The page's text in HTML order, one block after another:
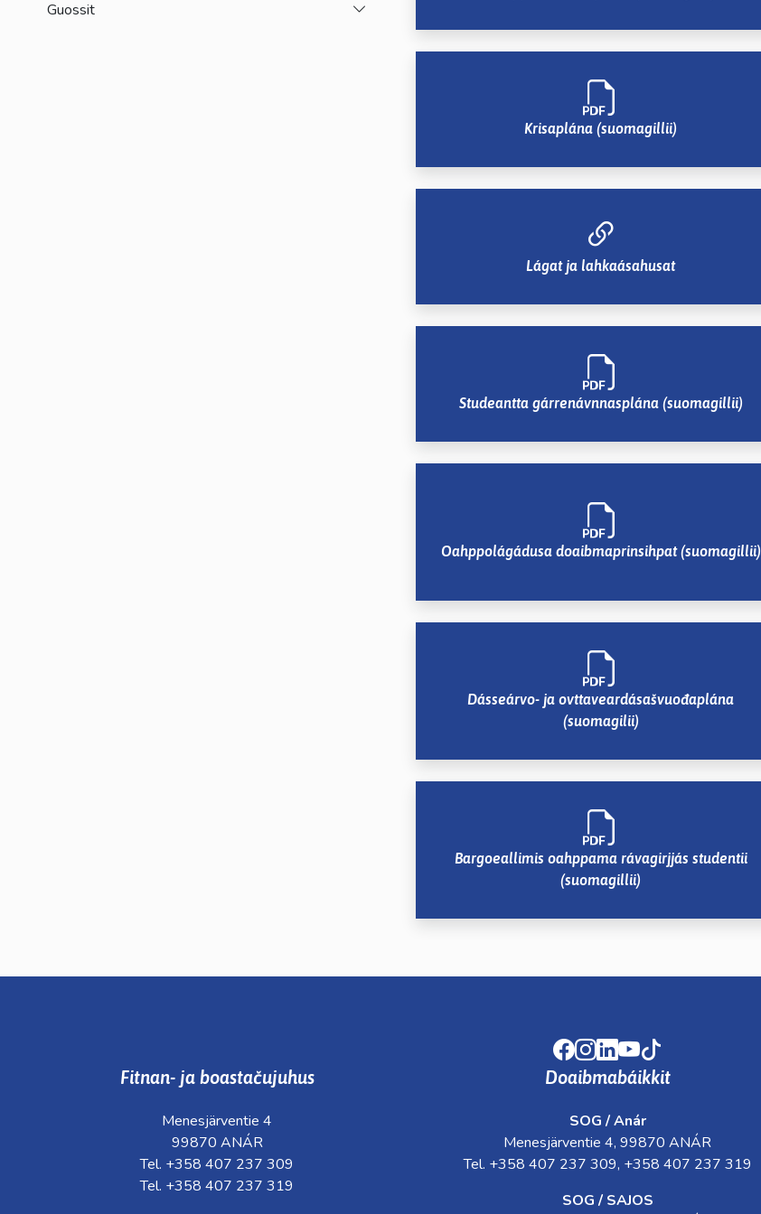
Guossit
Toggle Dropdown
Krisaplána (suomagillii)
Lágat ja lahkaásahusat
Studeantta gárrenávnnasplána (suomagillii)
Oahppolágádusa doaibmaprinsihpat (suomagillii)
Dásseárvo- ja ovttaveardásašvuođaplána
(suomagilii)
Bargoeallimis oahppama rávagirjjás studentii
(suomagillii)
Facebook
Instagram
LinkedIn
Youtube
Fitnan- ja boastačujuhus
Menesjärventie 4
99870 ANÁR
Tel. +358 407 237 309
Tel. +358 407 237 319
Doaibmabáikkit
SOG / Anár
Menesjärventie 4, 99870 ANÁR
Tel. +358 407 237 309, +358 407 237 319
SOG / SAJOS